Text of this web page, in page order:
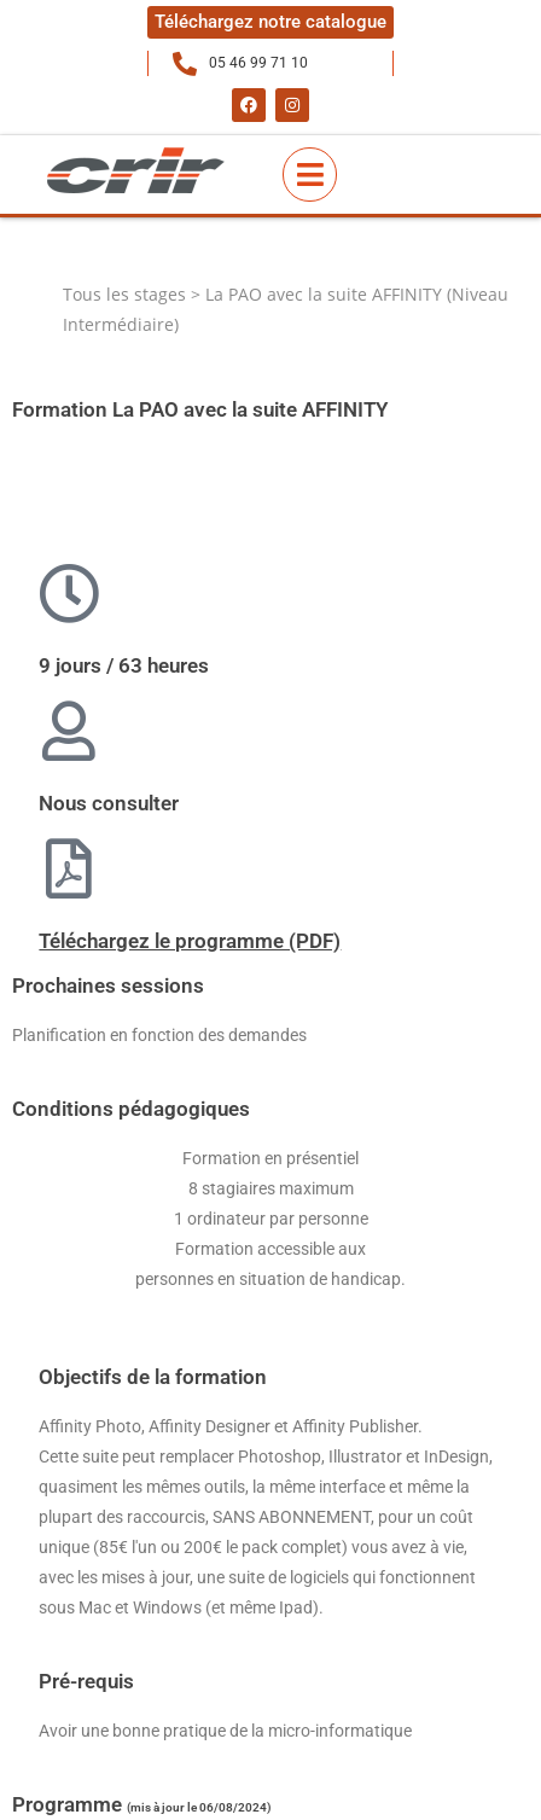
Téléchargez notre catalogue
05 46 99 71 10
Tous les stages > La PAO avec la suite AFFINITY (Niveau
Intermédiaire)
Formation La PAO avec la suite AFFINITY
9 jours / 63 heures
Nous consulter
Téléchargez le programme (PDF)
Prochaines sessions
Planification en fonction des demandes
Conditions pédagogiques
Formation en présentiel
8 stagiaires maximum
1 ordinateur par personne
Formation accessible aux
personnes en situation de handicap.
Objectifs de la formation
Affinity Photo, Affinity Designer et Affinity Publisher.
Cette suite peut remplacer Photoshop, Illustrator et InDesign,
quasiment les mêmes outils, la même interface et même la
plupart des raccourcis, SANS ABONNEMENT, pour un coût
unique (85€ l'un ou 200€ le pack complet) vous avez à vie,
avec les mises à jour, une suite de logiciels qui fonctionnent
sous Mac et Windows (et même Ipad).
Pré-requis
Avoir une bonne pratique de la micro-informatique
Programme (mis à jour le 06/08/2024)